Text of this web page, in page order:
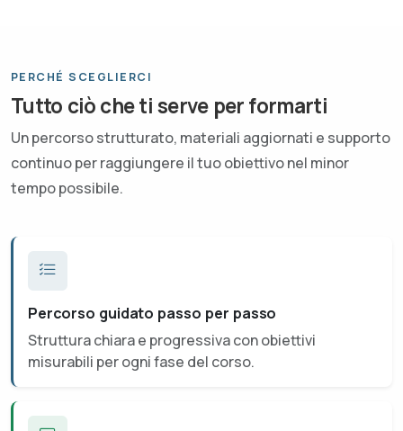
PERCHÉ SCEGLIERCI
Tutto ciò che ti serve per formarti
Un percorso strutturato, materiali aggiornati e supporto
continuo per raggiungere il tuo obiettivo nel minor
tempo possibile.
Percorso guidato passo per passo
Struttura chiara e progressiva con obiettivi
misurabili per ogni fase del corso.